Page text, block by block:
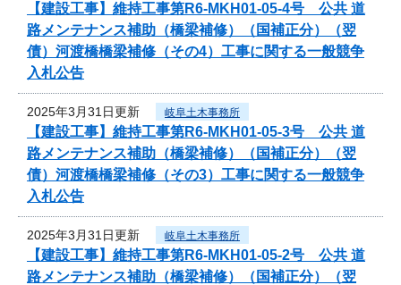
【建設工事】維持工事第R6-MKH01-05-4号 公共 道
路メンテナンス補助（橋梁補修）（国補正分）（翌
債）河渡橋橋梁補修（その4）工事に関する一般競争
入札公告
2025年3月31日更新 岐阜土木事務所
【建設工事】維持工事第R6-MKH01-05-3号 公共 道
路メンテナンス補助（橋梁補修）（国補正分）（翌
債）河渡橋橋梁補修（その3）工事に関する一般競争
入札公告
2025年3月31日更新 岐阜土木事務所
【建設工事】維持工事第R6-MKH01-05-2号 公共 道
路メンテナンス補助（橋梁補修）（国補正分）（翌